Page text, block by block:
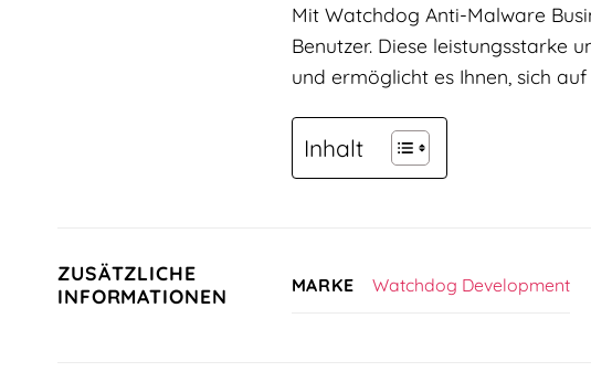
Mit Watchdog Anti-Malware
Benutzer. Diese leistungsstarke
und ermöglicht es Ihnen, sich
Inhalt
ZUSÄTZLICHE
INFORMATIONEN
MARKE Watchdog Development